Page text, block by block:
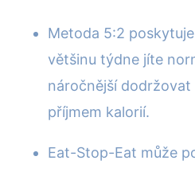
Metoda 5:2
většinu týdne jíte
náročnější
příjmem kalorií.
Eat-Stop-Eat může